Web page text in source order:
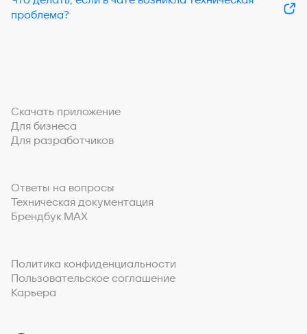
проблема?
Скачать приложение
Для бизнеса
Для разработчиков
Ответы на вопросы
Техническая документация
Брендбук MAX
Политика конфиденциальности
Пользовательское соглашение
Карьера